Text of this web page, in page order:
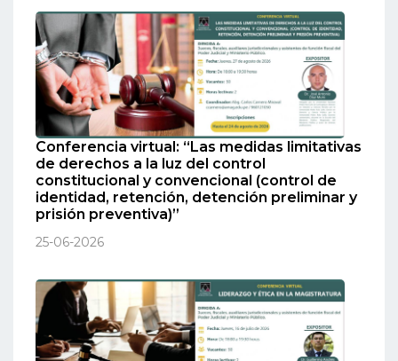
Conferencia virtual: “Las medidas limitativas
de derechos a la luz del control
constitucional y convencional (control de
identidad, retención, detención preliminar y
prisión preventiva)”
25-06-2026